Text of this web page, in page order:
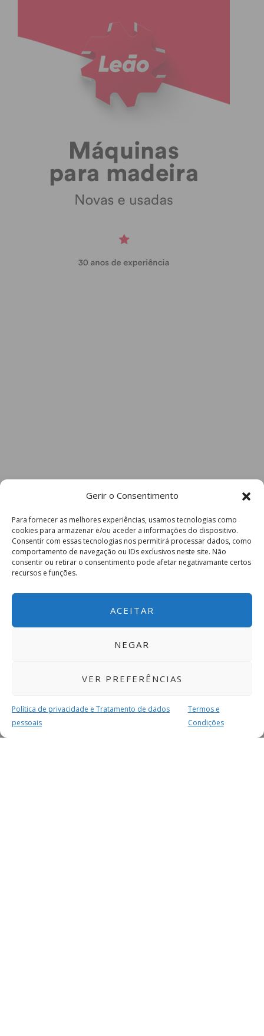
Gerir o Consentimento
Para fornecer as melhores experiências, usamos tecnologias como
cookies para armazenar e/ou aceder a informações do dispositivo.
Consentir com essas tecnologias nos permitirá processar dados, como
comportamento de navegação ou IDs exclusivos neste site. Não
consentir ou retirar o consentimento pode afetar negativamante certos
recursos e funções.
ACEITAR
NEGAR
VER PREFERÊNCIAS
Política de privacidade e Tratamento de dados
pessoais
Termos e
Condições